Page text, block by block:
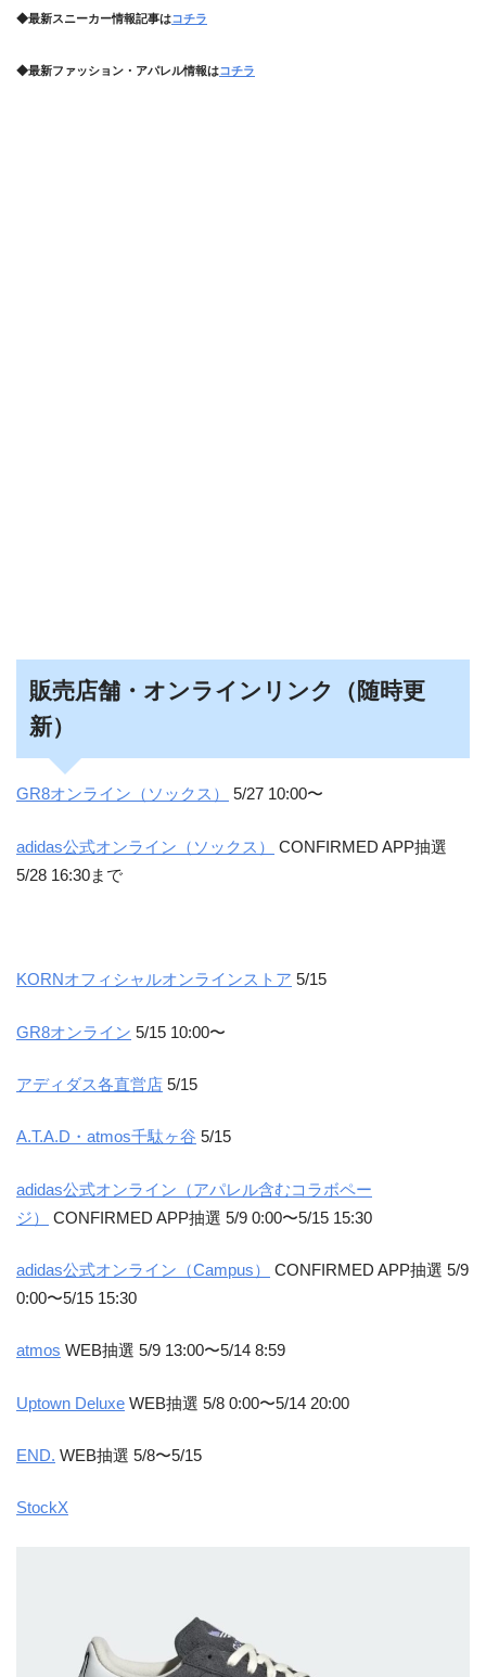
◆最新スニーカー情報記事はコチラ
◆最新ファッション・アパレル情報はコチラ
販売店舗・オンラインリンク（随時更
新）
GR8オンライン（ソックス） 5/27 10:00〜
adidas公式オンライン（ソックス）
CONFIRMED APP抽選
5/28 16:30まで
KORNオフィシャルオンラインストア 5/15
GR8オンライン 5/15 10:00〜
アディダス各直営店 5/15
A.T.A.D・atmos千駄ヶ谷 5/15
adidas公式オンライン（アパレル含むコラボペー
ジ）
CONFIRMED APP抽選 5/9 0:00〜5/15 15:30
adidas公式オンライン（Campus）
CONFIRMED APP抽選 5/9
0:00〜5/15 15:30
atmos WEB抽選 5/9 13:00〜5/14 8:59
Uptown Deluxe WEB抽選 5/8 0:00〜5/14 20:00
END. WEB抽選 5/8〜5/15
StockX